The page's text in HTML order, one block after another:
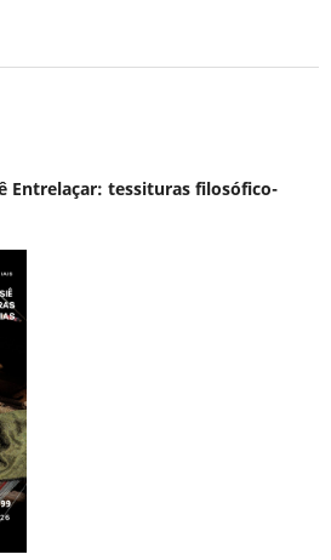
Entrelaçar: tessituras filosófico-